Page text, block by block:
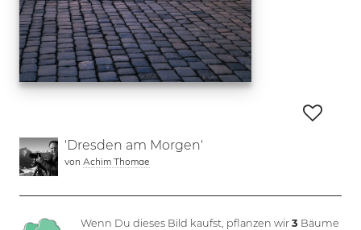
'Dresden am Morgen'
von Achim Thomae
Wenn Du dieses Bild kaufst, pflanzen wir3 Bäume